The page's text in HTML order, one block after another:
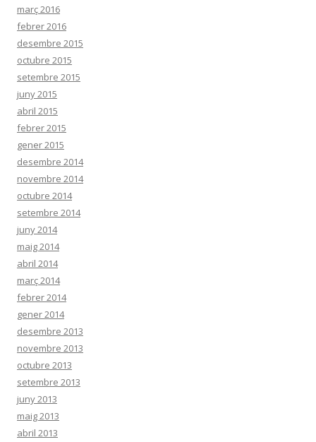
març 2016
febrer 2016
desembre 2015
octubre 2015
setembre 2015
juny 2015
abril 2015
febrer 2015
gener 2015
desembre 2014
novembre 2014
octubre 2014
setembre 2014
juny 2014
maig 2014
abril 2014
març 2014
febrer 2014
gener 2014
desembre 2013
novembre 2013
octubre 2013
setembre 2013
juny 2013
maig 2013
abril 2013